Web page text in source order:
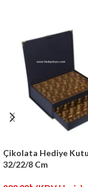
Çikolata Hediye
32/22/8 Cm